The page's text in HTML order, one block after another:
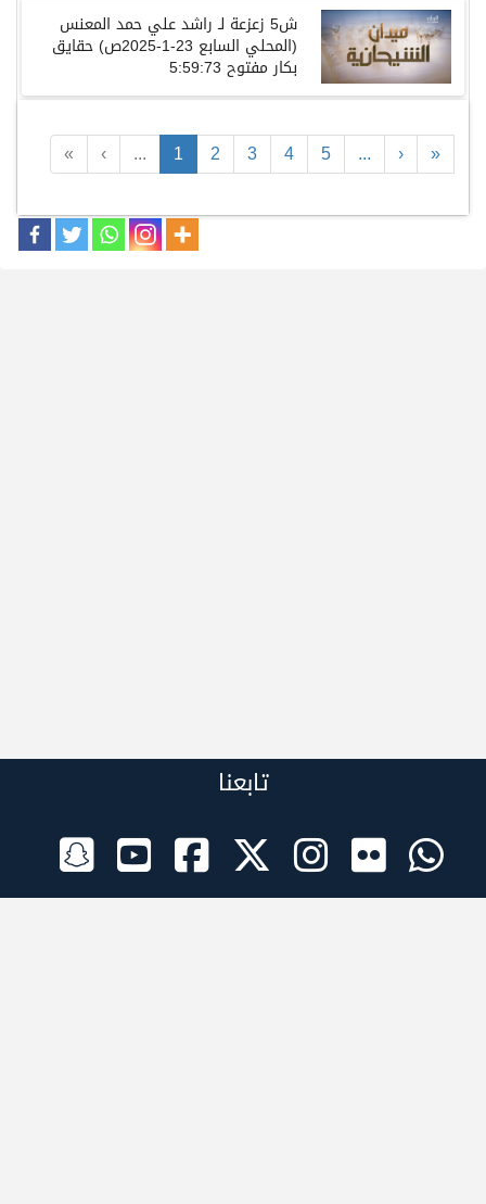
« ‹ ... 1 2 3 4 5 ... › »
ش5 زعزعة لـ راشد علي حمد المعنس
(المحلي السابع 23-1-2025 ص)حقايق
بكار مفتوح 5:59:73
تابعنا